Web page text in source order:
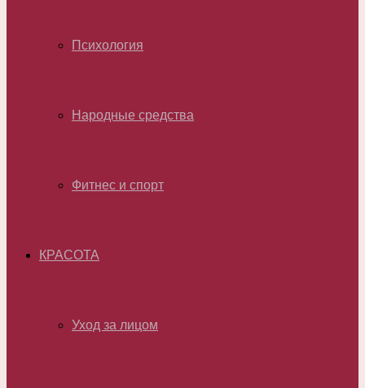
Психология
Народные средства
Фитнес и спорт
КРАСОТА
Уход за лицом